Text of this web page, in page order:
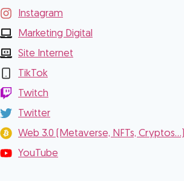
Instagram
Marketing Digital
Site Internet
TikTok
Twitch
Twitter
Web 3.0 (Metaverse, NFTs, Cryptos...)
YouTube